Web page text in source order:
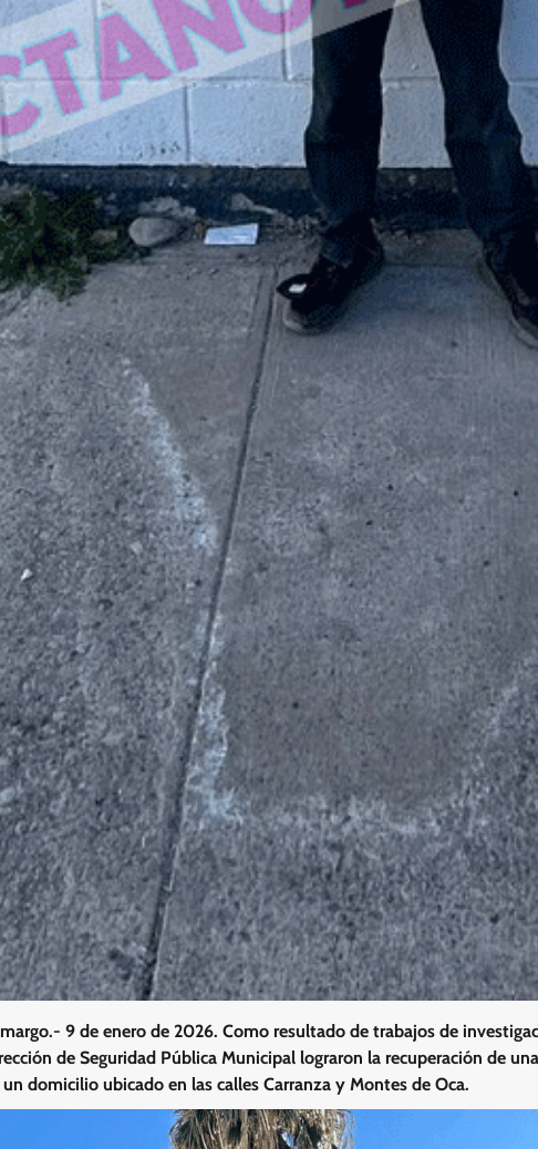
9 de enero de 2026. Como resultado de trabajos de
de Seguridad Pública Municipal lograron la recuperación de
domicilio ubicado en las calles Carranza y Montes de Oca.